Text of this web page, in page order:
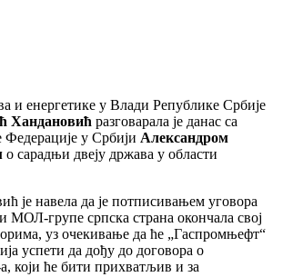
и енергетике у Влади Републике Србије
Хандановић разговарала је данас са
Федерације у Србији Александром
о сарадњи двеју држава у области
је навела да је потписивањем уговора
МОЛ-групе српска страна окончала свој
уз очекивање да ће „Гаспромњефт“
успети да дођу до договора о
који ће бити прихватљив и за